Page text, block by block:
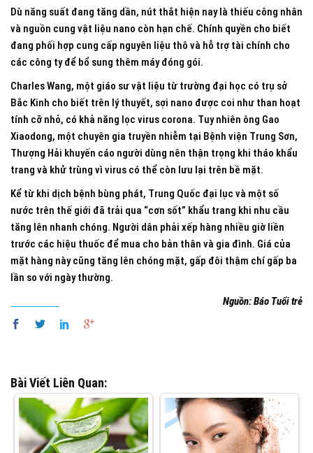
Dù năng suất đang tăng dần, nút thắt hiện nay là thiếu công nhân
và nguồn cung vật liệu nano còn hạn chế. Chính quyền cho biết
đang phối hợp cung cấp nguyên liệu thô và hỗ trợ tài chính cho
các công ty để bổ sung thêm máy đóng gói.
Charles Wang, một giáo sư vật liệu từ trường đại học có trụ sở
Bắc Kinh cho biết trên lý thuyết, sợi nano được coi như than hoạt
tính cỡ nhỏ, có khả năng lọc virus corona. Tuy nhiên ông Gao
Xiaodong, một chuyên gia truyền nhiễm tại Bệnh viện Trung Sơn,
Thượng Hải khuyến cáo người dùng nên thận trọng khi tháo khẩu
trang và khử trùng vì virus có thể còn lưu lại trên bề mặt.
Kể từ khi dịch bệnh bùng phát, Trung Quốc đại lục và một số
nước trên thế giới đã trải qua “cơn sốt” khẩu trang khi nhu cầu
tăng lên nhanh chóng. Người dân phải xếp hàng nhiều giờ liền
trước các hiệu thuốc để mua cho bản thân và gia đình. Giá của
mặt hàng này cũng tăng lên chóng mặt, gấp đôi thậm chí gấp ba
lần so với ngày thường.
Nguồn: Báo Tuổi trẻ
Bài Viết Liên Quan: